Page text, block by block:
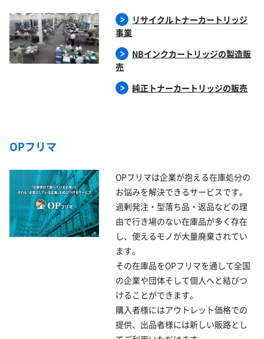
リサイクルトナーカートリッジ
事業
NBインクカートリッジの製造販
売
純正トナーカートリッジの販売
OPフリマ
OPフリマは企業が抱える在庫処分の
お悩みを解決できるサービスです。
過剰発注・型落ち品・返品などの理
由で行き場のない在庫品が多く存在
し、使えるモノが大量廃棄されてい
ます。
その在庫品をOPフリマを通して全国
の企業や団体そして個人へと結びつ
けることができます。
購入者様にはアウトレット価格での
提供、出品者様には新しい販路とし